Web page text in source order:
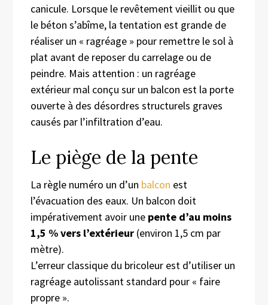
canicule. Lorsque le revêtement vieillit ou que
le béton s’abîme, la tentation est grande de
réaliser un « ragréage » pour remettre le sol à
plat avant de reposer du carrelage ou de
peindre. Mais attention : un ragréage
extérieur mal conçu sur un balcon est la porte
ouverte à des désordres structurels graves
causés par l’infiltration d’eau.
Le piège de la pente
La règle numéro un d’un balcon est
l’évacuation des eaux. Un balcon doit
impérativement avoir une pente d’au moins
1,5 % vers l’extérieur (environ 1,5 cm par
mètre).
L’erreur classique du bricoleur est d’utiliser un
ragréage autolissant standard pour « faire
propre ».